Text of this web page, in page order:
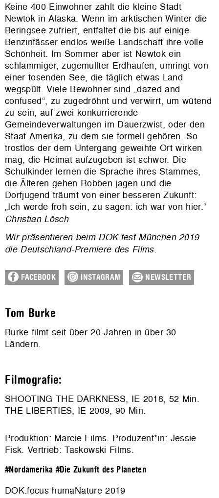
Keine 400 Einwohner zählt die kleine Stadt
Newtok in Alaska. Wenn im arktischen Winter die
Beringsee zufriert, entfaltet die bis auf einige
Benzinfässer endlos weiße Landschaft ihre volle
Schönheit. Im Sommer aber ist Newtok ein
schlammiger, zugemüllter Erdhaufen, umringt von
einer tosenden See, die täglich etwas Land
wegspült. Viele Bewohner sind „dazed and
confused“, zu zugedröhnt und verwirrt, um wütend
zu sein, auf zwei konkurrierende
Gemeindeverwaltungen im Dauerzwist, oder den
Staat Amerika, zu dem sie formell gehören. So
trostlos der dem Untergang geweihte Ort wirken
mag, die Heimat aufzugeben ist schwer. Die
Schulkinder lernen die Sprache ihres Stammes,
die Älteren gehen Robben jagen und die
Dorfjugend träumt von einer besseren Zukunft:
„Ich werde froh sein, zu sagen: ich war von hier.“
Christian Lösch
Wir präsentieren beim DOK.fest München 2019
die Deutschland-Premiere des Films.
FACEBOOK INSTAGRAM NEWSLETTER
Tom Burke
Burke filmt seit über 20 Jahren in über 30
Ländern.
Filmografie:
SHOOTING THE DARKNESS, IE 2018, 52 Min.
THE LIBERTIES, IE 2009, 90 Min.
Produktion: Marcie Films. Produzent*in: Jessie
Fisk. Vertrieb:Taskowski Films.
#Nordamerika #Die Zukunft des Planeten
DOK.focus humaNature 2019